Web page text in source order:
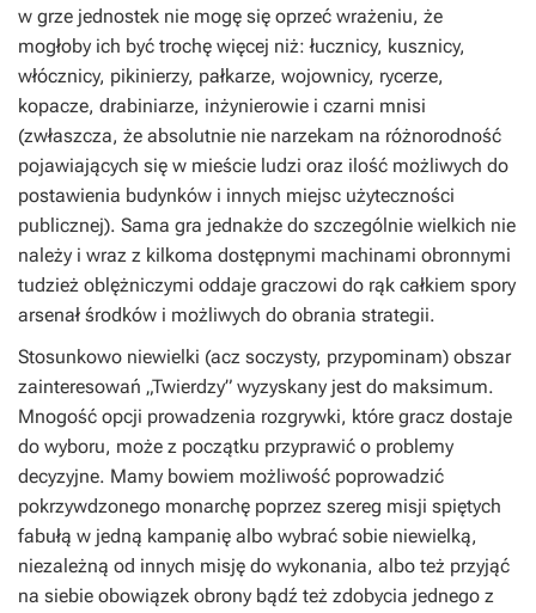
w grze jednostek nie mogę się oprzeć wrażeniu, że
mogłoby ich być trochę więcej niż: łucznicy, kusznicy,
włócznicy, pikinierzy, pałkarze, wojownicy, rycerze,
kopacze, drabiniarze, inżynierowie i czarni mnisi
(zwłaszcza, że absolutnie nie narzekam na różnorodność
pojawiających się w mieście ludzi oraz ilość możliwych do
postawienia budynków i innych miejsc użyteczności
publicznej). Sama gra jednakże do szczególnie wielkich nie
należy i wraz z kilkoma dostępnymi machinami obronnymi
tudzież oblężniczymi oddaje graczowi do rąk całkiem spory
arsenał środków i możliwych do obrania strategii.
Stosunkowo niewielki (acz soczysty, przypominam) obszar
zainteresowań „Twierdzy” wyzyskany jest do maksimum.
Mnogość opcji prowadzenia rozgrywki, które gracz dostaje
do wyboru, może z początku przyprawić o problemy
decyzyjne. Mamy bowiem możliwość poprowadzić
pokrzywdzonego monarchę poprzez szereg misji spiętych
fabułą w jedną kampanię albo wybrać sobie niewielką,
niezależną od innych misję do wykonania, albo też przyjąć
na siebie obowiązek obrony bądź też zdobycia jednego z